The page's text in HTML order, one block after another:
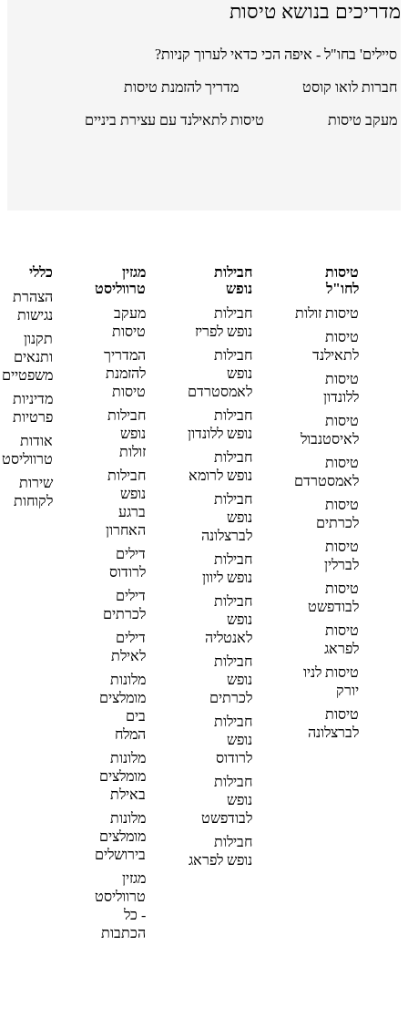
מדריכים בנושא טיסות
סיילים' בחו"ל - איפה הכי כדאי לערוך קניות?
חברות לואו קוסט מדריך להזמנת טיסות
מעקב טיסות טיסות לתאילנד עם עצירת ביניים
טיסות
לחו"ל
טיסות זולות
טיסות
לתאילנד
טיסות
ללונדון
טיסות
לאיסטנבול
טיסות
לאמסטרדם
טיסות
לכרתים
טיסות
לברלין
טיסות
לבודפשט
טיסות
לפראג
טיסות לניו
יורק
טיסות
לברצלונה
חבילות
נופש
חבילות
נופש לפריז
חבילות
נופש
לאמסטרדם
חבילות
נופש ללונדון
חבילות
נופש לרומא
חבילות
נופש
לברצלונה
חבילות
נופש ליוון
חבילות
נופש
לאנטליה
חבילות
נופש
לכרתים
חבילות
נופש
לרודוס
חבילות
נופש
לבודפשט
חבילות
נופש לפראג
מגזין
טרווליסט
מעקב
טיסות
המדריך
להזמנת
טיסות
חבילות
נופש
זולות
חבילות
נופש
ברגע
האחרון
דילים
לרודוס
דילים
לכרתים
דילים
לאילת
מלונות
מומלצים
בים
המלח
מלונות
מומלצים
באילת
מלונות
מומלצים
בירושלים
מגזין
טרווליסט
- כל
הכתבות
כללי
הצהרת
נגישות
תקנון
ותנאים
משפטיים
מדיניות
פרטיות
אודות
טרווליסט
שירות
לקוחות